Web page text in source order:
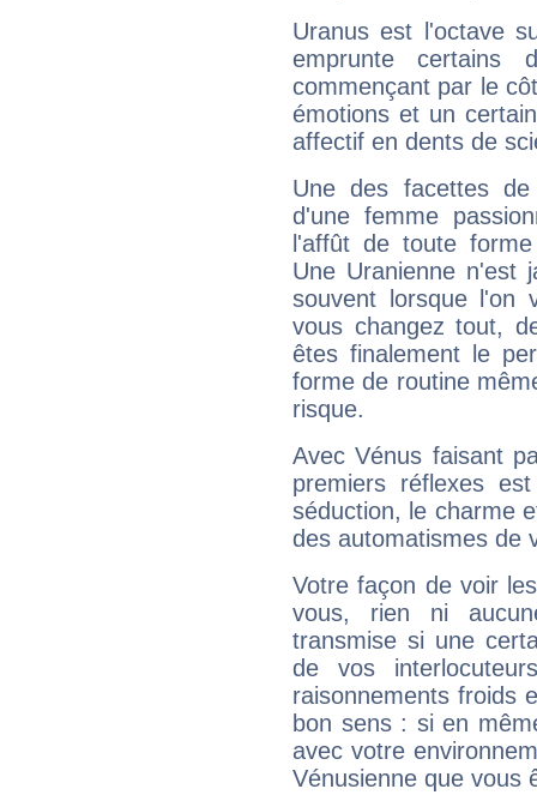
Uranus est l'octave
emprunte
commençant par le
émotions et un
affectif en dents de
Une des facettes
d'une femme
l'affût de toute
Une Uranienne n'est
souvent lorsque l'on
vous changez tout,
êtes finalement le
forme de routine
risque.
Avec Vénus faisant
premiers réflexes
séduction, le charme
des automatismes de
Votre façon de voir
vous, rien ni
transmise si une
de vos
raisonnements froids
bon sens : si en
avec votre
Vénusienne que vous